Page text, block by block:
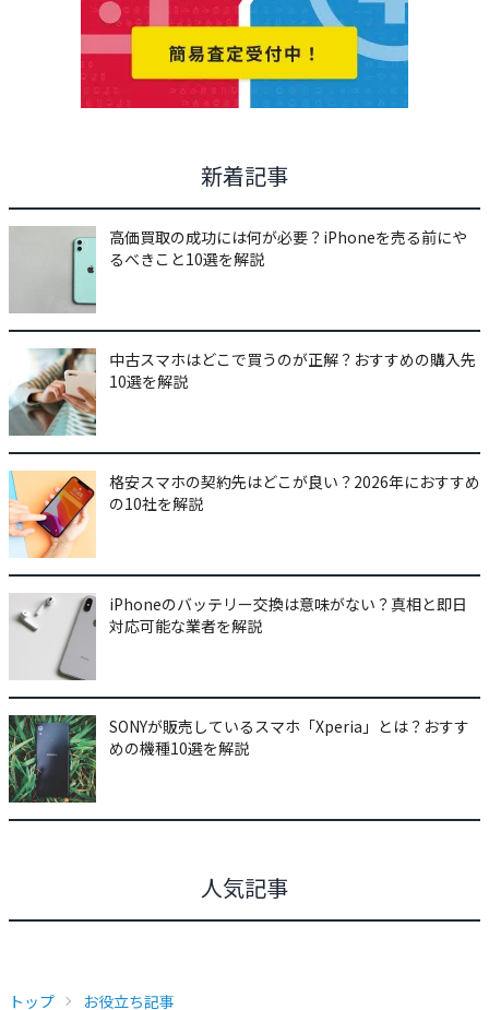
新着記事
高価買取の成功には何が必要？iPhoneを売る前にや
るべきこと10選を解説
中古スマホはどこで買うのが正解？おすすめの購入先
10選を解説
格安スマホの契約先はどこが良い？2026年におすすめ
の10社を解説
iPhoneのバッテリー交換は意味がない？真相と即日
対応可能な業者を解説
SONYが販売しているスマホ「Xperia」とは？おすす
めの機種10選を解説
人気記事
トップ お役立ち記事